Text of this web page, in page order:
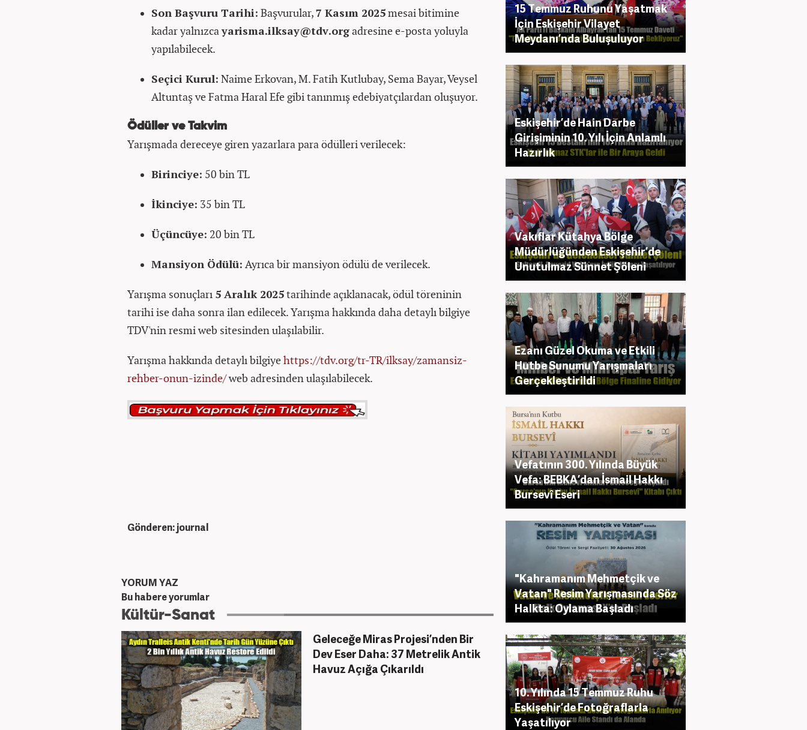
Son Başvuru Tarihi: Başvurular,7 Kasım 2025mesai bitimine
kadar yalnızcayarisma.ilksay@tdv.orgadresine e-posta yoluyla
yapılabilecek.
Seçici Kurul: Naime Erkovan, M. Fatih Kutlubay, Sema Bayar, Veysel
Altuntaş ve Fatma Haral Efe gibi tanınmış edebiyatçılardan oluşuyor.
Ödüller ve Takvim
Yarışmada dereceye giren yazarlara para ödülleri verilecek:
Birinciye: 50 bin TL
İkinciye: 35 bin TL
Üçüncüye: 20 bin TL
Mansiyon Ödülü: Ayrıca bir mansiyon ödülü de verilecek.
Yarışma sonuçları 5 Aralık 2025tarihinde açıklanacak, ödül töreninin
tarihi ise daha sonra ilan edilecek. Yarışma hakkında daha detaylı bilgiye
TDV'nin resmi web sitesinden ulaşılabilir.
Yarışma hakkında detaylı bilgiyehttps://tdv.org/tr-TR/ilksay/zamansiz-
rehber-onun-izinde/web adresinden ulaşılabilecek.
Gönderen: journal
YORUM YAZ
Bu habere yorumlar
Kültür-Sanat
Geleceğe Miras Projesi’nden Bir
Dev Eser Daha: 37 Metrelik Antik
Havuz Açığa Çıkarıldı
15 Temmuz Ruhunu Yaşatmak
İçin Eskişehir Vilayet
Meydanı’nda Buluşuluyor
Eskişehir’de Hain Darbe
Girişiminin 10. Yılı İçin Anlamlı
Hazırlık
Vakıflar Kütahya Bölge
Müdürlüğünden Eskişehir’de
Unutulmaz Sünnet Şöleni
Ezanı Güzel Okuma ve Etkili
Hutbe Sunumu Yarışmaları
Gerçekleştirildi
Vefatının 300. Yılında Büyük
Vefa: BEBKA’dan İsmail Hakkı
Bursevî Eseri
"Kahramanım Mehmetçik ve
Vatan" Resim Yarışmasında Söz
Halkta: Oylama Başladı
10. Yılında 15 Temmuz Ruhu
Eskişehir’de Fotoğraflarla
Yaşatılıyor